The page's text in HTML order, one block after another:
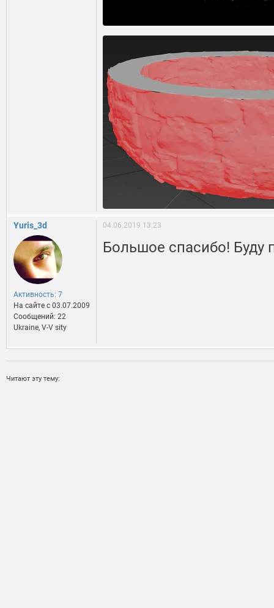
Yuris_3d
Активность: 7
На сайте c 03.07.2009
Сообщений: 22
Ukraine, V-V sity
04.06.2019 13:23
Большое спасибо! Буду
Читают эту тему: